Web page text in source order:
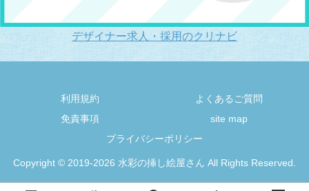
デザイナー求人・採用のクリナビ
利用規約
よくあるご質問
免責事項
site map
プライバシーポリシー
Copyright © 2019-2026 水彩の挿し絵屋さん All Rights Reserved.